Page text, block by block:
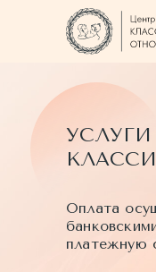
Оплата
платежную